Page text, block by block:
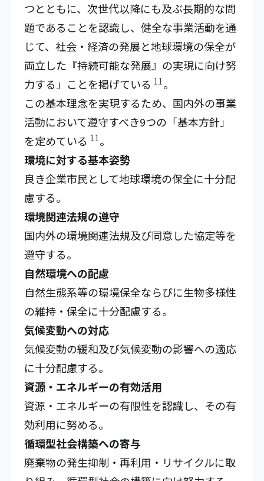
つとともに、次世代以降にも及ぶ長期的な問
題であることを認識し、健全な事業活動を通
じて、社会・経済の発展と地球環境の保全が
両立した『持続可能な発展』の実現に向け努
力する」ことを掲げている 11。
この基本理念を実現するため、国内外の事業
活動において遵守すべき9つの「基本方針」
を定めている 11。
環境に対する基本姿勢
良き企業市民として地球環境の保全に十分配
慮する。
環境関連法規の遵守
国内外の環境関連法規及び同意した協定等を
遵守する。
自然環境への配慮
自然生態系等の環境保全ならびに生物多様性
の維持・保全に十分配慮する。
気候変動への対応
気候変動の緩和及び気候変動の影響への適応
に十分配慮する。
資源・エネルギーの有効活用
資源・エネルギーの有限性を認識し、その有
効利用に努める。
循環型社会構築への寄与
廃棄物の発生抑制・再利用・リサイクルに取